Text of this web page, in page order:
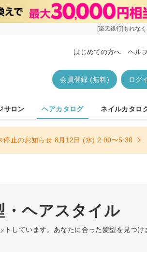
[楽天銀行]もれな
はじめての方へ ヘル
ログ
会員登録 (無料)
サロン ヘアカタログ ネイルカタロ
停止のお知らせ 8月12日 (水) 2:00〜5:30
・ヘアスタイル
しています。あなたに合った髪型を見つけ